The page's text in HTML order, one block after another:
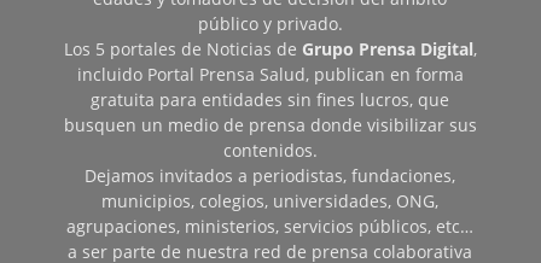
público y privado.
Los 5 portales de Noticias de Grupo Prensa Digital,
incluido Portal Prensa Salud, publican en forma
gratuita para entidades sin fines lucros, que
busquen un medio de prensa donde visibilizar sus
contenidos.
Dejamos invitados a periodistas, fundaciones,
municipios, colegios, universidades, ONG,
agrupaciones, ministerios, servicios públicos, etc…
a ser parte de nuestra red de prensa colaborativa